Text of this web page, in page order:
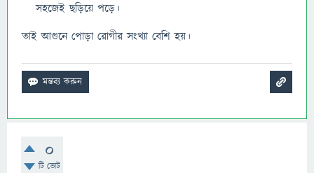
সহজেই ছড়িয়ে পড়ে।
তাই আগুনে পোড়া রোগীর সংখ্যা বেশি হয়।
0
টি ভোট